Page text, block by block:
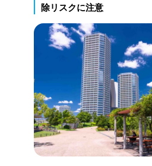
除リスクに注意